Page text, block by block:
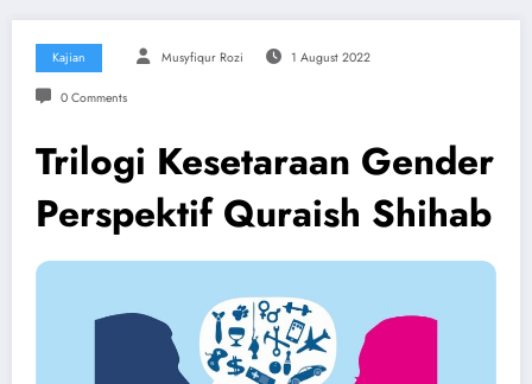
Kajian Musyfiqur Rozi 1 August 2022
0 Comments
Trilogi Kesetaraan Gender
Perspektif Quraish Shihab